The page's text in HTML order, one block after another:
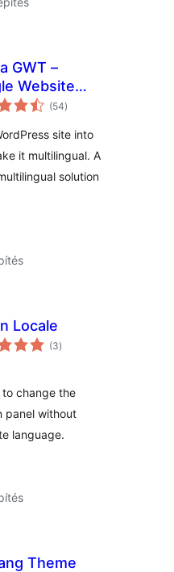
GWT –
Website
(54értékelés
összesen
)
site into
it multilingual. A
solution
Locale
(3értékelés
összesen
)
change the
panel without
language.
Theme